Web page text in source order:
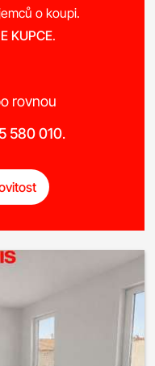
o koupi.
KUPCE.
rovnou
580 010.